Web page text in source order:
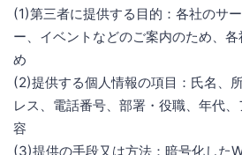
(1)第三者に提供する目的：各社のサ
ー、イベントなどのご案内のため、
め
(2)提供する個人情報の項目：氏名、
レス、電話番号、部署・役職、年代
容
(3)提供の手段又は方法：暗号化した